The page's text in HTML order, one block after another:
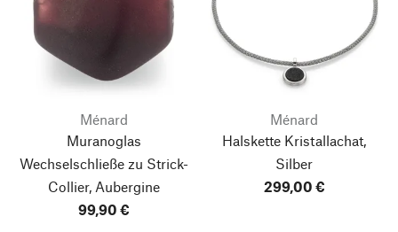
Ménard
Muranoglas
Wechselschließe zu Strick-
Collier, Aubergine
99,90 €
Ménard
Halskette Kristallachat,
Silber
299,00 €